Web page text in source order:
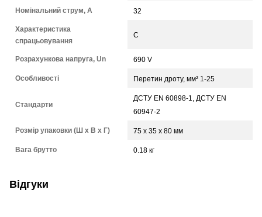
Номінальний струм, А 32
Характеристика
спрацьовування
C
Розрахункова напруга, Un 690 V
Особливості Перетин дроту, мм² 1-25
Стандарти
ДСТУ EN 60898-1, ДСТУ EN
60947-2
Розмір упаковки (Ш х В х Г) 75 x 35 x 80 мм
Вага брутто 0.18 кг
Відгуки